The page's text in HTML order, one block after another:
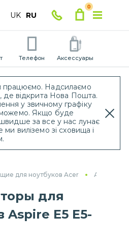
працюємо. Надсилаємо
де відкрита Нова Пошта.
у звичному графіку
можемо. Якщо буде
за все у нас лунає
ми виліземо зі сховища і
UK RU
0
Телефон Аксессуары
для ноутбуков Acer
для
Aspire E5 E5-